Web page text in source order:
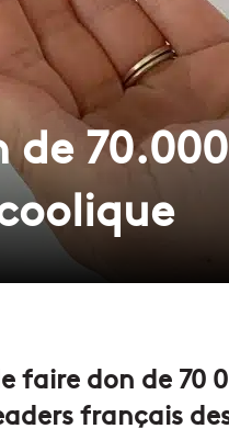
faire don de 70
français